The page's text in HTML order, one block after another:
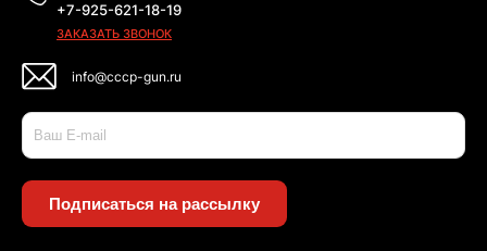
+7-925-621-18-19
ЗАКАЗАТЬ ЗВОНОК
info@cccp-gun.ru
Подписаться на рассылку